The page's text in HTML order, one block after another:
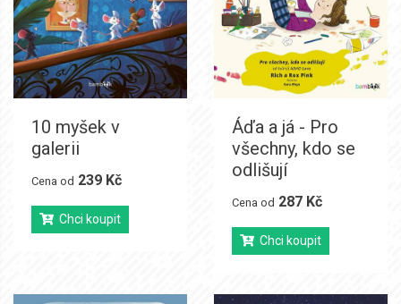
10 myšek v
galerii
Cena od 239 Kč
Chci koupit
Áďa a já - Pro
všechny, kdo se
odlišují
Cena od 287 Kč
Chci koupit